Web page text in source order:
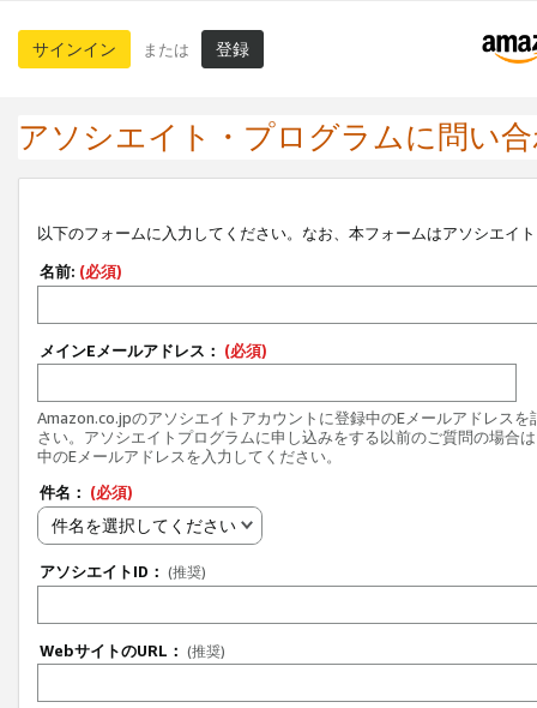
サインイン または 登録
アソシエイト・プログラムに問い
以下のフォームに入力してください。なお、本フォームはアソシエイ
名前: (必須)
メインEメールアドレス： (必須)
Amazon.co.jpのアソシエイトアカウントに登録中のEメールアドレスを
さい。アソシエイトプログラムに申し込みをする以前のご質問の場合
中のEメールアドレスを入力してください。
件名： (必須)
件名を選択してください
アソシエイトID： (推奨)
WebサイトのURL： (推奨)